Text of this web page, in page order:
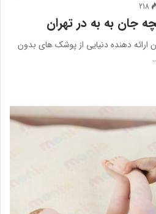
218
به به در تهران
دهنده دنیایی از پوشک های بدون